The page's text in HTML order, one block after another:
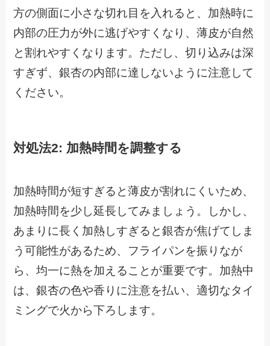
方の側面に小さな切れ目を入れると、加熱時に
内部の圧力が外に逃げやすくなり、薄皮が自然
と割れやすくなります。ただし、切り込みは深
すぎず、銀杏の内部に達しないように注意して
ください。
対処法2: 加熱時間を調整する
加熱時間が短すぎると薄皮が割れにくいため、
加熱時間を少し延長してみましょう。しかし、
あまりに長く加熱しすぎると銀杏が焦げてしま
う可能性があるため、フライパンを振りなが
ら、均一に熱を加えることが重要です。加熱中
は、銀杏の色や香りに注意を払い、適切なタイ
ミングで火から下ろします。